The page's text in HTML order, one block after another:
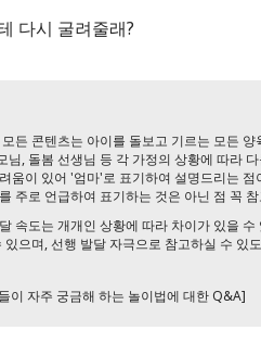
다시 굴려줄래?
든 콘텐츠는 아이를 돌보고 기르는 모든
님, 돌봄 선생님 등 각 가정의 상황에 따라
움이 있어 '엄마'로 표기하여 설명드리는
주로 언급하여 표기하는 것은 아닌 점 꼭
속도는 개개인 상황에 따라 차이가 있을
있으며, 선행 발달 자극으로 참고하실 수 있
이 자주 궁금해 하는 놀이법에 대한 Q&A]